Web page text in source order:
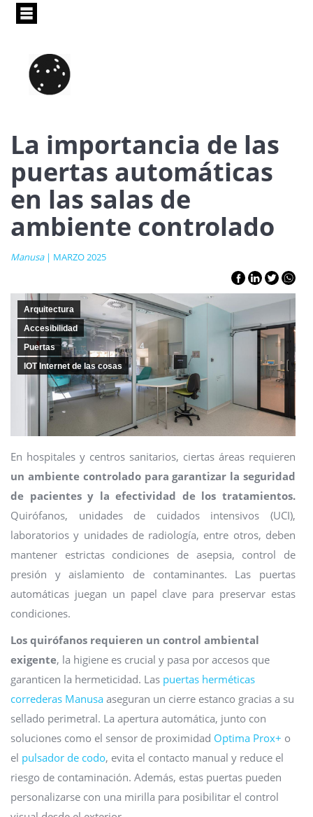
Pasar
principal
La importancia de las
puertas automáticas
en las salas de
ambiente controlado
Manusa| MARZO 2025
Arquitectura
Accesibilidad
Puertas
IOT Internet de las cosas
En hospitales y centros sanitarios, ciertas áreas requieren
un ambiente controlado para garantizar la seguridad
de pacientes y la efectividad de los tratamientos.
Quirófanos, unidades de cuidados intensivos (UCI),
laboratorios y unidades de radiología, entre otros, deben
mantener estrictas condiciones de asepsia, control de
presión y aislamiento de contaminantes. Las puertas
automáticas juegan un papel clave para preservar estas
condiciones.
Los quirófanos requieren un control ambiental
exigente, la higiene es crucial y pasa por accesos que
garanticen la hermeticidad. Las puertas herméticas
correderas Manusa aseguran un cierre estanco gracias a su
sellado perimetral. La apertura automática, junto con
soluciones como el sensor de proximidad Optima Prox+ o
el pulsador de codo, evita el contacto manual y reduce el
riesgo de contaminación. Además, estas puertas pueden
personalizarse con una mirilla para posibilitar el control